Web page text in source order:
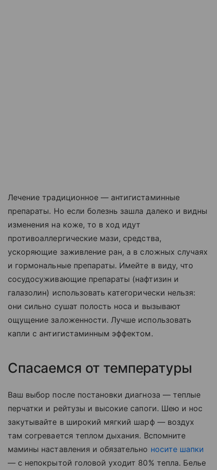
Лечение традиционное — антигистаминные
препараты. Но если болезнь зашла далеко и видны
изменения на коже, то в ход идут
противоаллергические мази, средства,
ускоряющие заживление ран, а в сложных случаях
и гормональные препараты. Имейте в виду, что
сосудосуживающие препараты (нафтизин и
галазолин) использовать категорически нельзя:
они сильно сушат полость носа и вызывают
ощущение заложенности. Лучше использовать
капли с антигистаминным эффектом.
Спасаемся от температуры
Ваш выбор после постановки диагноза — теплые
перчатки и рейтузы и высокие сапоги. Шею и нос
закутывайте в широкий мягкий шарф — воздух
там согревается теплом дыхания. Вспомните
мамины наставления и обязательно носите шапки
— с непокрытой головой уходит 80% тепла. Белье